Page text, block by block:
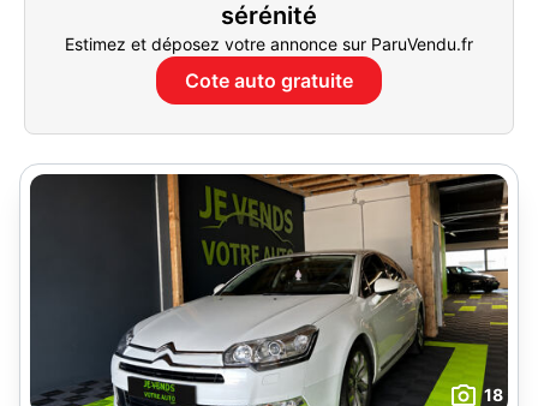
sérénité
Estimez et déposez votre annonce sur ParuVendu.fr
Cote auto gratuite
18